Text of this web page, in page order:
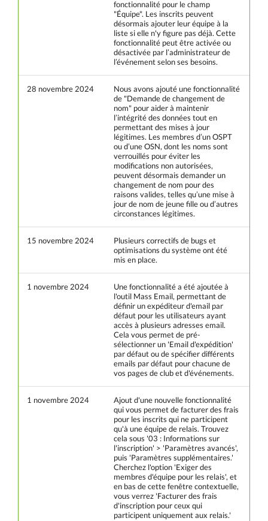
fonctionnalité pour le champ
"Équipe". Les inscrits peuvent
désormais ajouter leur équipe à la
liste si elle n'y figure pas déjà. Cette
fonctionnalité peut être activée ou
désactivée par l’administrateur de
l’événement selon ses besoins.
28 novembre 2024
Nous avons ajouté une fonctionnalité
de "Demande de changement de
nom" pour aider à maintenir
l’intégrité des données tout en
permettant des mises à jour
légitimes. Les membres d’un OSPT
ou d’une OSN, dont les noms sont
verrouillés pour éviter les
modifications non autorisées,
peuvent désormais demander un
changement de nom pour des
raisons valides, telles qu’une mise à
jour de nom de jeune fille ou d’autres
circonstances légitimes.
15 novembre 2024
Plusieurs correctifs de bugs et
optimisations du système ont été
mis en place.
1 novembre 2024
Une fonctionnalité a été ajoutée à
l'outil Mass Email, permettant de
définir un expéditeur d'email par
défaut pour les utilisateurs ayant
accès à plusieurs adresses email.
Cela vous permet de pré-
sélectionner un 'Email d'expédition'
par défaut ou de spécifier différents
emails par défaut pour chacune de
vos pages de club et d'événements.
1 novembre 2024
Ajout d'une nouvelle fonctionnalité
qui vous permet de facturer des frais
pour les inscrits qui ne participent
qu'à une équipe de relais. Trouvez
cela sous '03 : Informations sur
l'inscription' > 'Paramètres avancés',
puis 'Paramètres supplémentaires.'
Cherchez l'option 'Exiger des
membres d'équipe pour les relais', et
en bas de cette fenêtre contextuelle,
vous verrez 'Facturer des frais
d'inscription pour ceux qui
participent uniquement aux relais.'